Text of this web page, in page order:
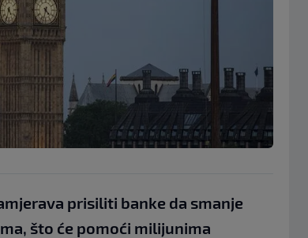
prisiliti banke da smanje
što će pomoći milijunima